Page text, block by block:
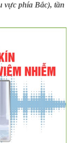
vực phía Bắc), tần